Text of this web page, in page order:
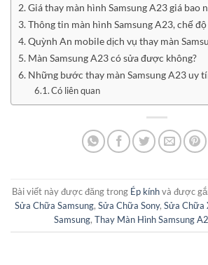
Giá thay màn hình Samsung A23 giá bao
Thông tin màn hình Samsung A23, chế
Quỳnh An mobile dịch vụ thay màn
Màn Samsung A23 có sửa được không?
Những bước thay màn Samsung A23 uy
Có liên quan
Bài viết này được đăng trong Ép kínhvà được
Sửa Chữa Samsung, Sửa Chữa Sony, Sửa Chữa
Samsung, Thay Màn Hình Samsung